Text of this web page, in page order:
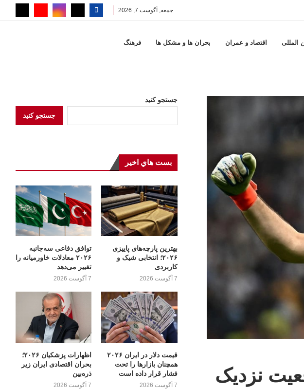
جمعه, آگوست 7, 2026
المللى اقتصاد و عمران بحران ها و مشكل ها فرهنگ
نزدیک
جستجو کنید
جستجو کنید
بست هاي اخير
بهترین پارچه‌های پاییزی
۲۰۲۶؛ انتخابی شیک و
کاربردی
7 آگوست 2026
توافق دفاعی سه‌جانبه
۲۰۲۶ معادلات خاورمیانه را
تغییر می‌دهد
7 آگوست 2026
قیمت دلار در ایران ۲۰۲۶
همچنان بازارها را تحت
فشار قرار داده است
7 آگوست 2026
اظهارات پزشکیان ۲۰۲۶؛
بحران اقتصادی ایران زیر
ذره‌بین
7 آگوست 2026